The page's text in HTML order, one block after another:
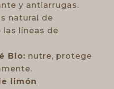
y antiarrugas.
natural de
las líneas de
Bio: nutre, protege
limón